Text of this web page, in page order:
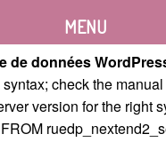
de données
check the
version for the right
MENU